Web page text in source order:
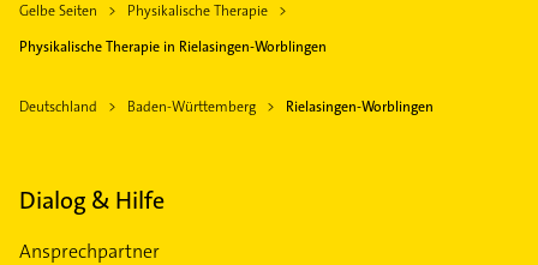
Gelbe Seiten
Physikalische Therapie
Physikalische Therapie in Rielasingen-Worblingen
Deutschland Baden-Württemberg Rielasingen-Worblingen
Dialog & Hilfe
Ansprechpartner